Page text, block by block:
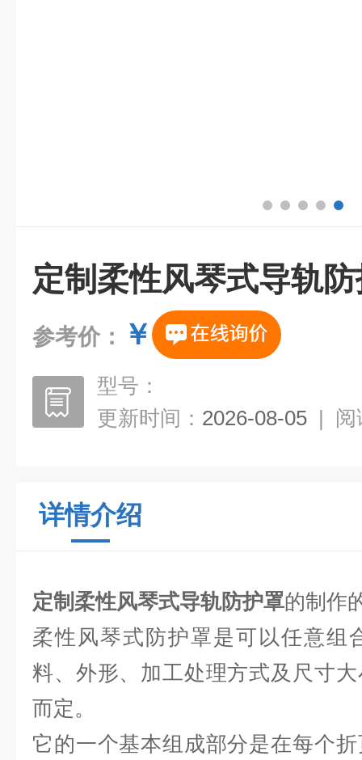
定制柔性风琴式导轨
参考价： ￥
型号：
更新时间： 2026-08-05 | 阅
详情介绍
定制柔性风琴式导轨防护罩的制作
柔性风琴式防护罩是可以任意组
料、外形、加工处理方式及尺寸
而定。
它的一个基本组成部分是在每个